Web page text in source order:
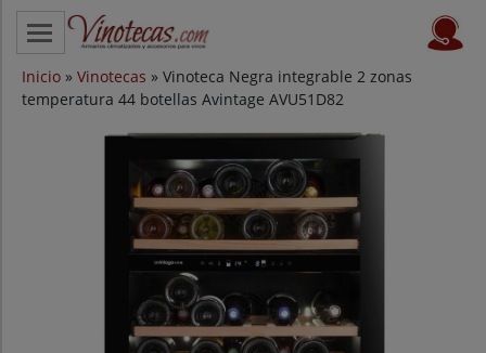
CATEGORÍAS
VINOTECAS POR MARCAS
VINOTECAS OFERTAS
PROVEEDORES
Inicio » Vinotecas » Vinoteca Negra integrable 2 zonas
temperatura 44 botellas Avintage AVU51D82